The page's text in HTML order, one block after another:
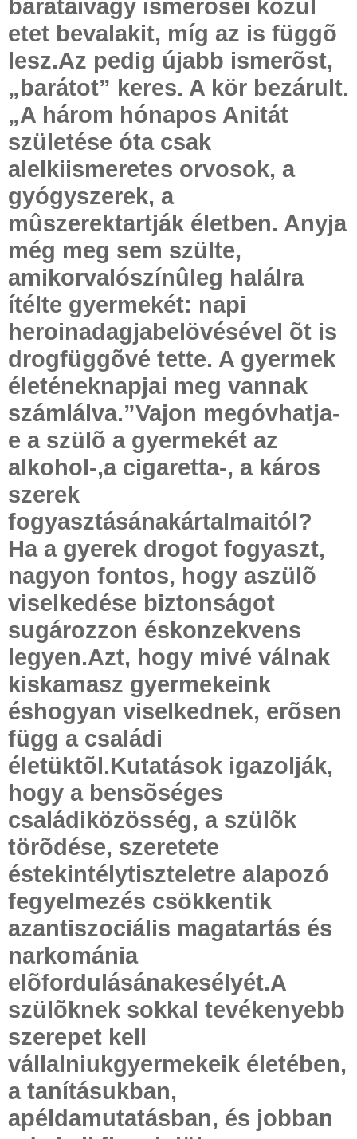
barátaivagy ismerõsei közül
etet bevalakit, míg az is függõ
lesz.Az pedig újabb ismerõst,
„barátot” keres. A kör bezárult.
„A három hónapos Anitát
születése óta csak
alelkiismeretes orvosok, a
gyógyszerek, a
mûszerektartják életben. Anyja
még meg sem szülte,
amikorvalószínûleg halálra
ítélte gyermekét: napi
heroinadagjabelövésével õt is
drogfüggõvé tette. A gyermek
életéneknapjai meg vannak
számlálva.”Vajon megóvhatja-
e a szülõ a gyermekét az
alkohol-,a cigaretta-, a káros
szerek
fogyasztásánakártalmaitól?
Ha a gyerek drogot fogyaszt,
nagyon fontos, hogy aszülõ
viselkedése biztonságot
sugározzon éskonzekvens
legyen.Azt, hogy mivé válnak
kiskamasz gyermekeink
éshogyan viselkednek, erõsen
függ a családi
életüktõl.Kutatások igazolják,
hogy a bensõséges
családiközösség, a szülõk
törõdése, szeretete
éstekintélytiszteletre alapozó
fegyelmezés csökkentik
azantiszociális magatartás és
narkománia
elõfordulásánakesélyét.A
szülõknek sokkal tevékenyebb
szerepet kell
vállalniukgyermekeik életében,
a tanításukban,
apéldamutatásban, és jobban